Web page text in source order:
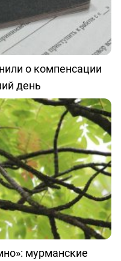
о компенсации
день
мурманские